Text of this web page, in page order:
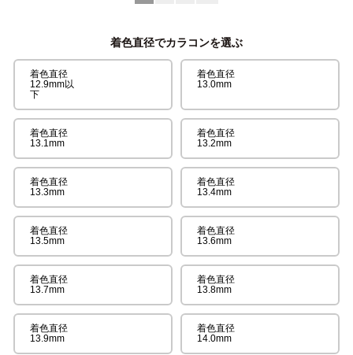
着色直径でカラコンを選ぶ
着色直径
12.9mm以
下
着色直径
13.0mm
着色直径
13.1mm
着色直径
13.2mm
着色直径
13.3mm
着色直径
13.4mm
着色直径
13.5mm
着色直径
13.6mm
着色直径
13.7mm
着色直径
13.8mm
着色直径
13.9mm
着色直径
14.0mm